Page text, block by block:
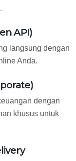
API)
langsung dengan
Anda.
dengan
khusus untuk